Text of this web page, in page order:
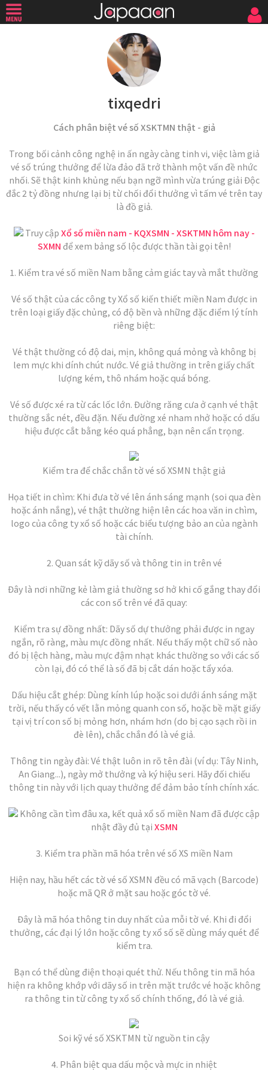
tixqedri
Cách phân biệt vé số XSKTMN thật - giả
Trong bối cảnh công nghệ in ấn ngày càng tinh vi, việc làm giả
vé số trúng thưởng để lừa đảo đã trở thành một vấn đề nhức
nhối. Sẽ thật kinh khủng nếu bạn ngỡ mình vừa trúng giải Độc
đắc 2 tỷ đồng nhưng lại bị từ chối đổi thưởng vì tấm vé trên tay
là đồ giả.
Truy cậpXổ số miền nam - KQXSMN - XSKTMN hôm nay -
SXMNđể xem bảng số lộc được thần tài gọi tên!
1. Kiểm tra vé số miền Nam bằng cảm giác tay và mắt thường
Vé số thật của các công ty Xổ số kiến thiết miền Nam được in
trên loại giấy đặc chủng, có độ bền và những đặc điểm lý tính
riêng biệt:
Vé thật thường có độ dai, mịn, không quá mỏng và không bị
lem mực khi dính chút nước. Vé giả thường in trên giấy chất
lượng kém, thô nhám hoặc quá bóng.
Vé số được xé ra từ các lốc lớn. Đường răng cưa ở cạnh vé thật
thường sắc nét, đều đặn. Nếu đường xé nham nhở hoặc có dấu
hiệu được cắt bằng kéo quá phẳng, bạn nên cẩn trọng.
Kiểm tra để chắc chắn tờ vé số XSMN thật giả
Họa tiết in chìm: Khi đưa tờ vé lên ánh sáng mạnh (soi qua đèn
hoặc ánh nắng), vé thật thường hiện lên các hoa văn in chìm,
logo của công ty xổ số hoặc các biểu tượng bảo an của ngành
tài chính.
2. Quan sát kỹ dãy số và thông tin in trên vé
Đây là nơi những kẻ làm giả thường sơ hở khi cố gắng thay đổi
các con số trên vé đã quay:
Kiểm tra sự đồng nhất: Dãy số dự thưởng phải được in ngay
ngắn, rõ ràng, màu mực đồng nhất. Nếu thấy một chữ số nào
đó bị lệch hàng, màu mực đậm nhạt khác thường so với các số
còn lại, đó có thể là số đã bị cắt dán hoặc tẩy xóa.
Dấu hiệu cắt ghép: Dùng kính lúp hoặc soi dưới ánh sáng mặt
trời, nếu thấy có vết lằn mỏng quanh con số, hoặc bề mặt giấy
tại vị trí con số bị mỏng hơn, nhám hơn (do bị cạo sạch rồi in
đè lên), chắc chắn đó là vé giả.
Thông tin ngày đài: Vé thật luôn in rõ tên đài (ví dụ: Tây Ninh,
An Giang...), ngày mở thưởng và ký hiệu seri. Hãy đối chiếu
thông tin này với lịch quay thưởng để đảm bảo tính chính xác.
Không cần tìm đâu xa, kết quả xổ số miền Nam đã được cập
nhật đầy đủ tạiXSMN
3. Kiểm tra phần mã hóa trên vé số XS miền Nam
Hiện nay, hầu hết các tờ vé số XSMN đều có mã vạch (Barcode)
hoặc mã QR ở mặt sau hoặc góc tờ vé.
Đây là mã hóa thông tin duy nhất của mỗi tờ vé. Khi đi đổi
thưởng, các đại lý lớn hoặc công ty xổ số sẽ dùng máy quét để
kiểm tra.
Bạn có thể dùng điện thoại quét thử. Nếu thông tin mã hóa
hiện ra không khớp với dãy số in trên mặt trước vé hoặc không
ra thông tin từ công ty xổ số chính thống, đó là vé giả.
Soi kỹ vé số XSKTMN từ nguồn tin cậy
4. Phân biệt qua dấu mộc và mực in nhiệt